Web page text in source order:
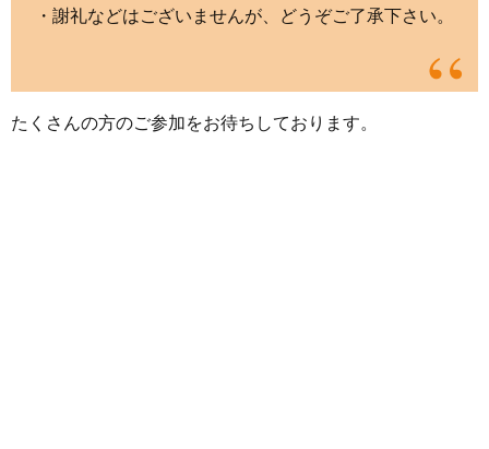
・謝礼などはございませんが、どうぞご了承下さい。
たくさんの方のご参加をお待ちしております。